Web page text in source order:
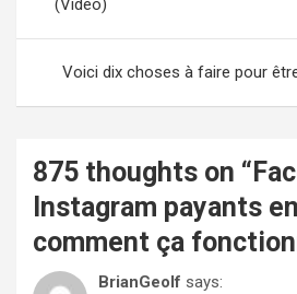
(Vidéo)
Voici dix choses à faire pour
875 thoughts on “
Instagram payants
comment ça
BrianGeolf says: